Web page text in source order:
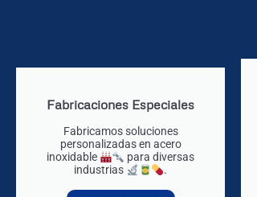
Fabricaciones Especiales
Fabricamos soluciones
personalizadas en acero
inoxidable
para diversas
industrias
.